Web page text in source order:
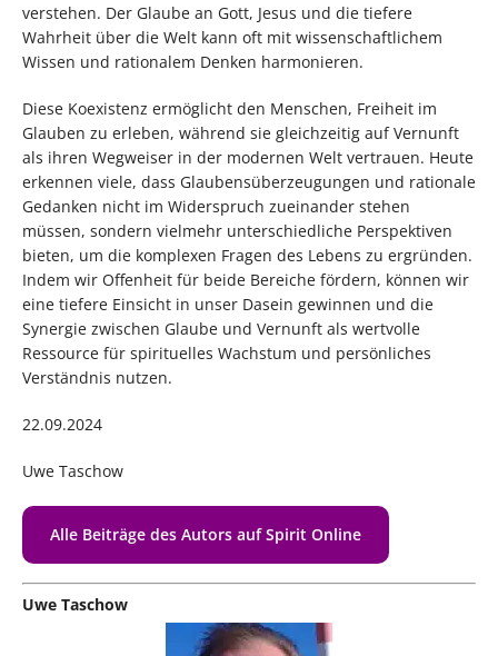
verstehen. Der Glaube an Gott, Jesus und die tiefere
Wahrheit über die Welt kann oft mit wissenschaftlichem
Wissen und rationalem Denken harmonieren.
Diese Koexistenz ermöglicht den Menschen, Freiheit im
Glauben zu erleben, während sie gleichzeitig auf Vernunft
als ihren Wegweiser in der modernen Welt vertrauen. Heute
erkennen viele, dass Glaubensüberzeugungen und rationale
Gedanken nicht im Widerspruch zueinander stehen
müssen, sondern vielmehr unterschiedliche Perspektiven
bieten, um die komplexen Fragen des Lebens zu ergründen.
Indem wir Offenheit für beide Bereiche fördern, können wir
eine tiefere Einsicht in unser Dasein gewinnen und die
Synergie zwischen Glaube und Vernunft als wertvolle
Ressource für spirituelles Wachstum und persönliches
Verständnis nutzen.
22.09.2024
Uwe Taschow
Alle Beiträge des Autors auf Spirit Online
Uwe Taschow